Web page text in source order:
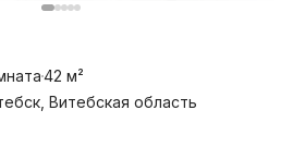
42 м²
Витебская область